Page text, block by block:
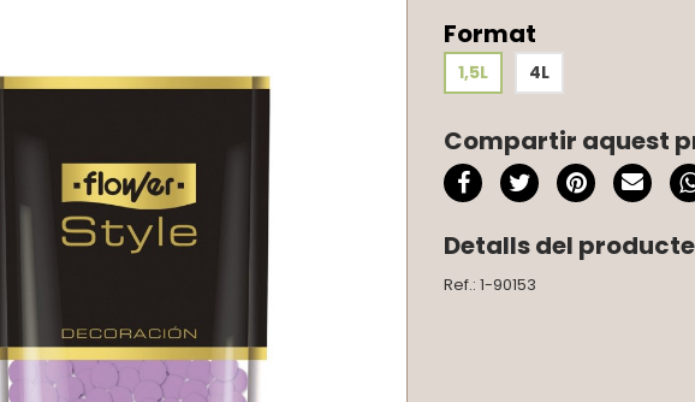
Format
1,5L 4L
Compartir aquest
Detalls del producte
Ref.: 1-90153